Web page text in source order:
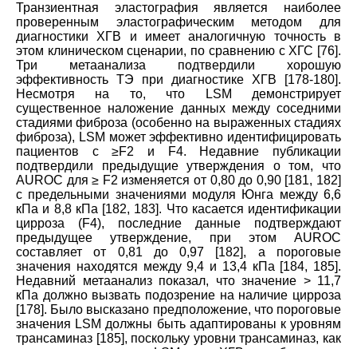
Транзиентная эластография является наиболее
проверенным эластографическим методом для
диагностики ХГВ и имеет аналогичную точность в
этом клиническом сценарии, по сравнению с ХГС [76].
Три метаанализа подтвердили хорошую
эффективность TЭ при диагностике ХГВ [178-180].
Несмотря на то, что LSM демонстрирует
существенное наложение данных между соседними
стадиями фиброза (особенно на выраженных стадиях
фиброза), LSM может эффективно идентифицировать
пациентов с ≥F2 и F4. Недавние публикации
подтвердили предыдущие утверждения о том, что
AUROC для ≥ F2 изменяется от 0,80 до 0,90 [181, 182]
с предельными значениями модуля Юнга между 6,6
кПа и 8,8 кПа [182, 183]. Что касается идентификации
цирроза (F4), последние данные подтверждают
предыдущее утверждение, при этом AUROC
составляет от 0,81 до 0,97 [182], а пороговые
значения находятся между 9,4 и 13,4 кПа [184, 185].
Недавний метаанализ показал, что значение > 11,7
кПа должно вызвать подозрение на наличие цирроза
[178]. Было высказано предположение, что пороговые
значения LSM должны быть адаптированы к уровням
трансаминаз [185], поскольку уровни трансаминаз, как